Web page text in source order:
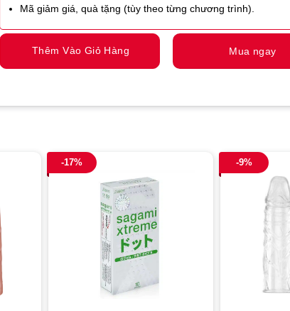
Mã giảm giá, quà tặng (tùy theo từng chương trình).
Thêm Vào Giỏ Hàng Mua ngay
-17% -9%